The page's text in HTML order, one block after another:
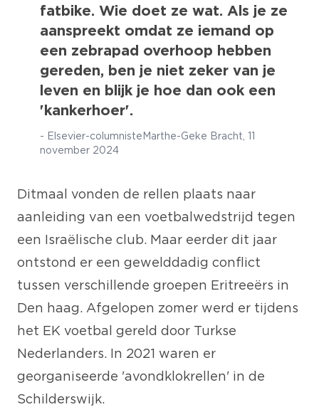
fatbike. Wie doet ze wat. Als je ze
aanspreekt omdat ze iemand op
een zebrapad overhoop hebben
gereden, ben je niet zeker van je
leven en blijk je hoe dan ook een
'kankerhoer'.
- Elsevier-columniste Marthe-Geke Bracht, 11
november 2024
Ditmaal vonden de rellen plaats naar
aanleiding van een voetbalwedstrijd tegen
een Israëlische club. Maar eerder dit jaar
ontstond er een gewelddadig conflict
tussen verschillende groepen Eritreeërs in
Den haag. Afgelopen zomer werd er tijdens
het EK voetbal gereld door Turkse
Nederlanders. In 2021 waren er
georganiseerde 'avondklokrellen' in de
Schilderswijk.